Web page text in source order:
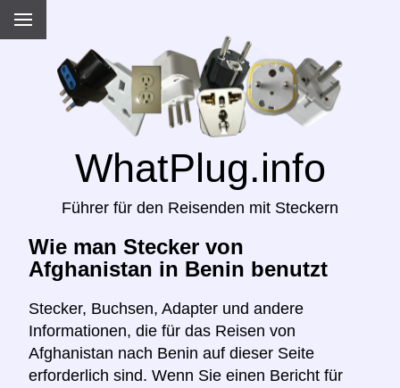
WhatPlug.info
Führer für den Reisenden mit Steckern
Wie man Stecker von
Afghanistan in Benin benutzt
Stecker, Buchsen, Adapter und andere
Informationen, die für das Reisen von
Afghanistan nach Benin auf dieser Seite
erforderlich sind. Wenn Sie einen Bericht für